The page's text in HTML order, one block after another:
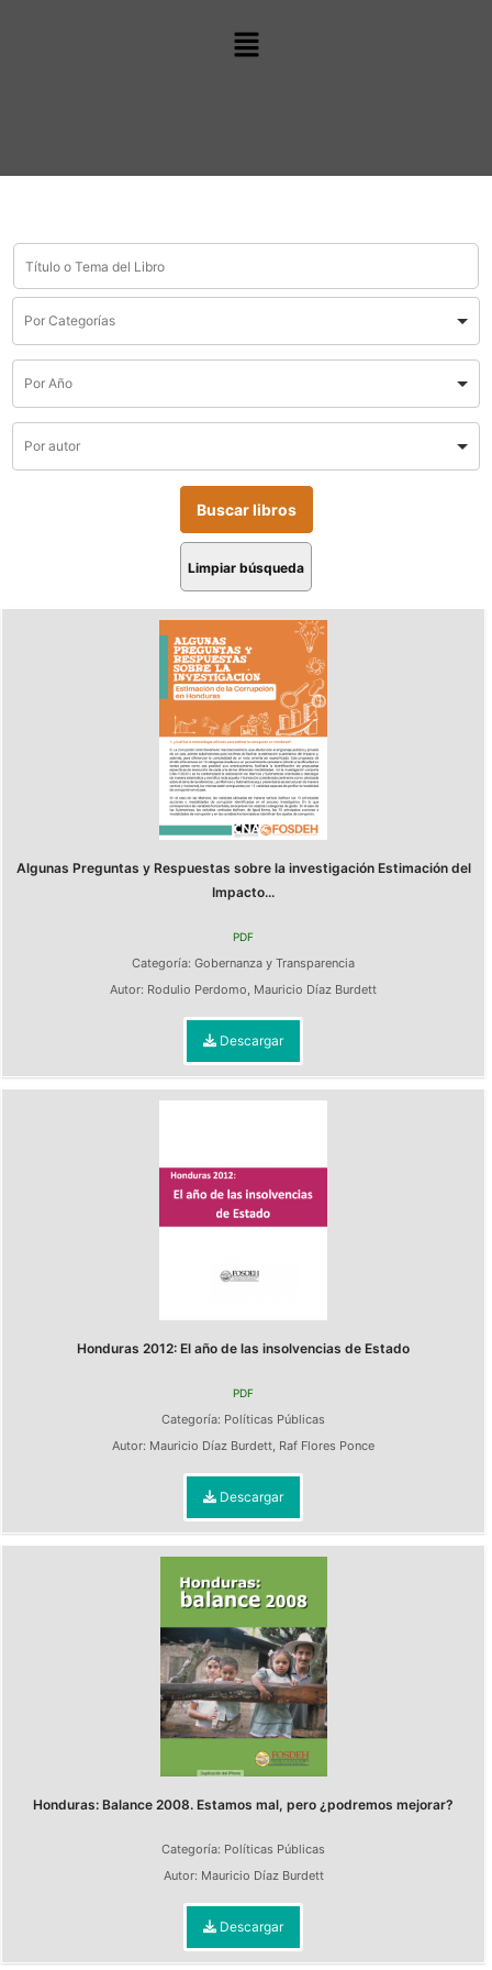
Limpiar búsqueda
Algunas Preguntas y Respuestas sobre la investigación Estimación del
Impacto...
PDF
Categoría: Gobernanza y Transparencia
Autor: Rodulio Perdomo, Mauricio Díaz Burdett
Descargar
Honduras 2012: El año de las insolvencias de Estado
PDF
Categoría: Políticas Públicas
Autor: Mauricio Díaz Burdett, Raf Flores Ponce
Descargar
Honduras: Balance 2008. Estamos mal, pero ¿podremos mejorar?
Categoría: Políticas Públicas
Autor: Mauricio Díaz Burdett
Descargar